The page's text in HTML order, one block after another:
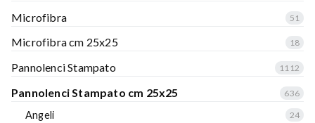
Microfibra 51
Microfibra cm 25x25 18
Pannolenci Stampato 1112
Pannolenci Stampato cm 25x25 636
Angeli 24